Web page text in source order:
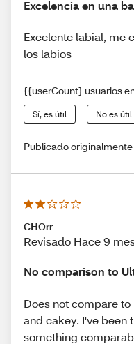
Excelencia en una
Excelente labial, me
los labios
{{userCount} usuarios
Sí, es útil No es útil
Publicado
CHOrr
Revisado Hace 9
No comparison to
Does not compare
and cakey. I've been
something